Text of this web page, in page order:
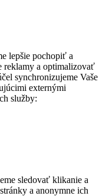
lepšie pochopiť a
reklamy a optimalizovať
synchronizujeme Vaše
externými
služby:
sledovať klikanie a
a anonymne ich